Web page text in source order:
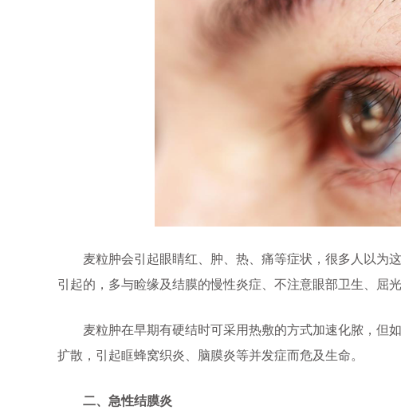
麦粒肿会引起眼睛红、肿、热、痛等症状，很多人以为
引起的，多与睑缘及结膜的慢性炎症、不注意眼部卫生、屈光
麦粒肿在早期有硬结时可采用热敷的方式加速化脓，但
扩散，引起眶蜂窝织炎、脑膜炎等并发症而危及生命。
二、急性结膜炎